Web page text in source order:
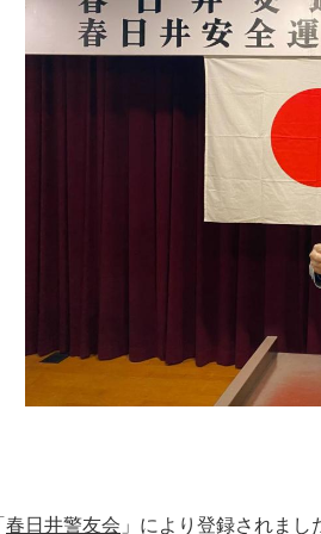
春日井警友会 」により登録されまし